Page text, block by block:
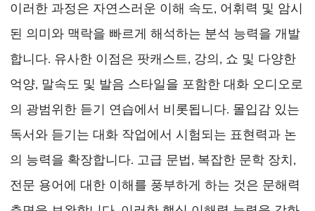
이러한 과정은 자연스러운 이해 속도, 어휘력 및 암시
된 의미와 맥락을 빠르게 해석하는 분석 능력을 개발
합니다. 유사한 이점은 팟캐스트, 강의, 쇼 및 다양한
억양, 말속도 및 발음 스타일을 포함한 대화 오디오로
의 광범위한 듣기 연습에서 비롯됩니다. 몰입감 있는
독서와 듣기는 대화 작업에서 시험되는 표현력과 논
의 능력을 확장합니다. 고급 문법, 복잡한 문학 장치,
전문 용어에 대한 이해를 풍부하게 하는 것은 문해력